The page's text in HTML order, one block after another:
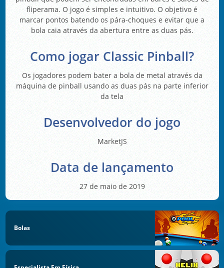
fliperama. O jogo é simples e intuitivo. O objetivo é
marcar pontos batendo os pára-choques e evitar que a
bola caia através da abertura entre as duas pás.
Como jogar Classic Pinball?
Os jogadores podem bater a bola de metal através da
máquina de pinball usando as duas pás na parte inferior
da tela
Desenvolvedor do jogo
MarketJS
Data de lançamento
27 de maio de 2019
Bolas